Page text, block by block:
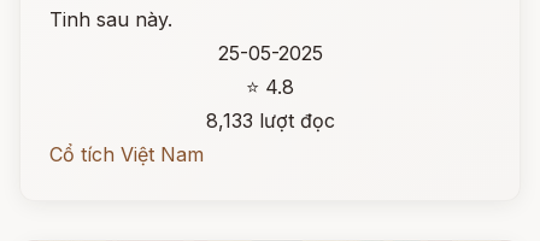
Tinh sau này.
25-05-2025
⭐ 4.8
8,133 lượt đọc
Cổ tích Việt Nam